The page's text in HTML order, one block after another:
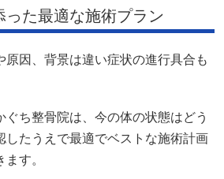
った最適な施術プラン
原因、背景は違い症状の進行具合も
ぐち整骨院は、今の体の状態はどう
したうえで最適でベストな施術計画
す。